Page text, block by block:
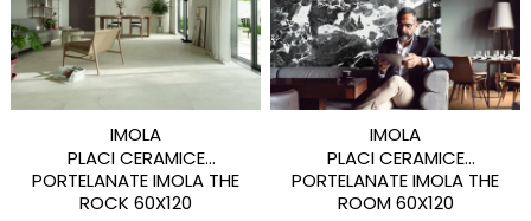
COTTI D'ITALIA
THIN WALL COVERING
COLORKER
AGORA
ALASKA
ALTHEA
ANDES-AUSTRAL
IMOLA
PLACI CERAMICE
PORTELANATE IMOLA THE
ROCK 60X120
IMOLA
PLACI CERAMICE
PORTELANATE IMOLA THE
ROOM 60X120